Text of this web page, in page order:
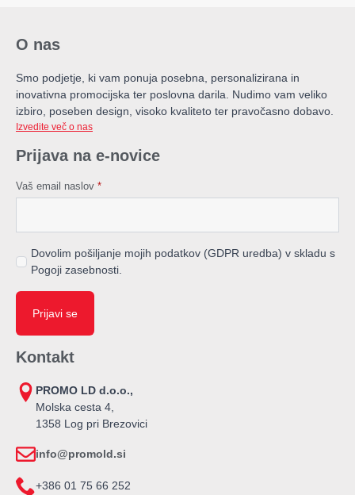
O nas
Smo podjetje, ki vam ponuja posebna, personalizirana in
inovativna promocijska ter poslovna darila. Nudimo vam veliko
izbiro, poseben design, visoko kvaliteto ter pravočasno dobavo.
Izvedite več o nas
Prijava na e-novice
Vaš email naslov *
Dovolim pošiljanje mojih podatkov (GDPR uredba) v skladu s
Pogoji zasebnosti.
Prijavi se
Kontakt
PROMO LD d.o.o.,
Molska cesta 4,
1358 Log pri Brezovici
info@promold.si
+386 01 75 66 252